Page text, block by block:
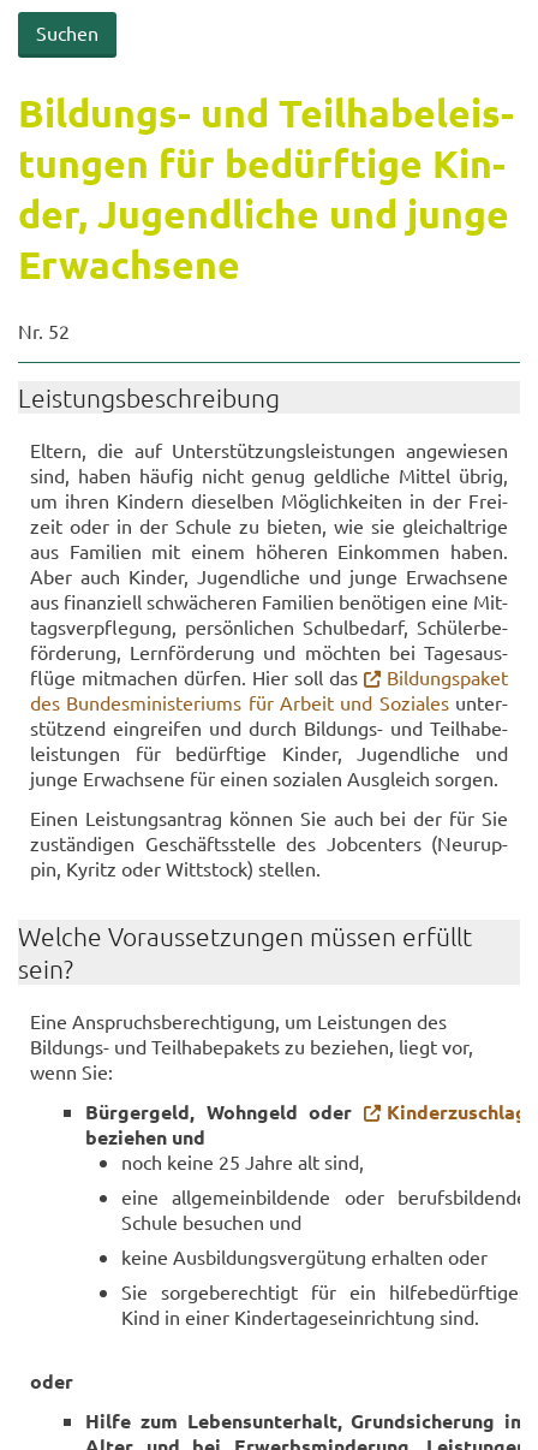
Bildungs-​ und Teil­ha­be­leis­
tun­gen für be­dürf­ti­ge Kin­
der, Ju­gend­li­che und junge
Er­wach­se­ne
Nr. 52
Leis­tungs­be­schrei­bung
El­tern, die auf Un­ter­stüt­zungs­leis­tun­gen an­ge­wie­sen
sind, haben häu­fig nicht genug geld­li­che Mit­tel übrig,
um ihren Kin­dern die­sel­ben Mög­lich­kei­ten in der Frei­
zeit oder in der Schu­le zu bie­ten, wie sie gleich­alt­ri­ge
aus Fa­mi­li­en mit einem hö­he­ren Ein­kom­men haben.
Aber auch Kin­der, Ju­gend­li­che und junge Er­wach­se­ne
aus fi­nan­zi­ell schwä­che­ren Fa­mi­li­en be­nö­ti­gen eine Mit­
tags­ver­pfle­gung, per­sön­li­chen Schul­be­darf, Schü­ler­be­
för­de­rung, Lern­för­de­rung und möch­ten bei Ta­ges­aus­
flü­ge mit­ma­chen dür­fen. Hier soll das
Bil­dungs­pa­ket
des Bun­des­mi­nis­te­ri­ums für Ar­beit und So­zia­lesun­ter­
stüt­zend ein­grei­fen und durch Bildungs-​ und Teil­ha­be­
leis­tun­gen für be­dürf­ti­ge Kin­der, Ju­gend­li­che und
junge Er­wach­se­ne für einen so­zia­len Aus­gleich sor­gen.
Einen Leis­tungs­an­trag kön­nen Sie auch bei der für Sie
zu­stän­di­gen Ge­schäfts­stel­le des Job­cen­ters (Neu­rup­
pin, Ky­ritz oder Witt­stock) stel­len.
Wel­che Vor­aus­set­zun­gen müs­sen er­füllt
sein?
Eine An­spruchs­be­rech­ti­gung, um Leis­tun­gen des
Bildungs-​ und Teil­ha­be­pa­kets zu be­zie­hen, liegt vor,
wenn Sie:
Bür­ger­geld, Wohn­geld oder
Kin­der­zu­schlag
be­zie­hen und
noch keine 25 Jahre alt sind,
eine all­ge­mein­bil­den­de oder be­rufs­bil­den­de
Schu­le be­su­chen und
keine Aus­bil­dungs­ver­gü­tung er­hal­ten oder
Sie sor­ge­be­rech­tigt für ein hil­fe­be­dürf­ti­ges
Kind in einer Kin­der­ta­ges­ein­rich­tung sind.
oder
Hilfe zum Le­bens­un­ter­halt, Grund­si­che­rung im